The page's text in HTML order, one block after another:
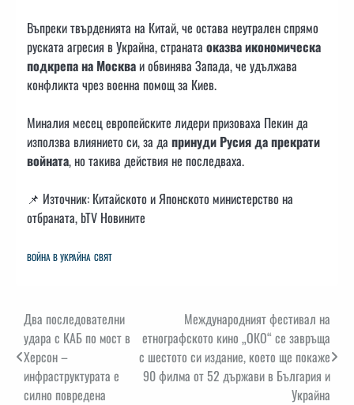
Въпреки твърденията на Китай, че остава неутрален спрямо
руската агресия в Украйна, страната оказва икономическа
подкрепа на Москваи обвинява Запада, че удължава
конфликта чрез военна помощ за Киев.
Миналия месец европейските лидери призоваха Пекин да
използва влиянието си, за да принуди Русия да прекрати
войната, но такива действия не последваха.
📌 Източник: Китайското и Японското министерство на
отбраната, bTV Новините
ВОЙНА В УКРАЙНА СВЯТ
Навигация
Два последователни
удара с КАБ по мост в
Херсон –
инфраструктурата е
силно повредена
Международният фестивал на
етнографското кино „ОКО“ се завръща
с шестото си издание, което ще покаже
90 филма от 52 държави в България и
Украйна